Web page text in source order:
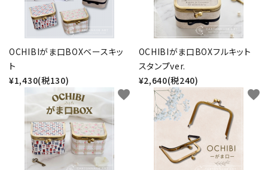
カルトナージュLeather用
金具・パーツ類
フルキット
Jolipapier
デコレーション材料
道具類
OCHIBIがま口BOXベースキッ
ト
¥1,430(税130)
OCHIBIがま口BOXフルキット
スタンプver.
¥2,640(税240)
favorite favorite